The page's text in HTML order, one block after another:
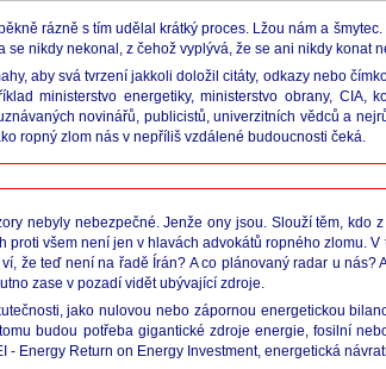
rázně s tím udělal krátký proces. Lžou nám a
se nikdy nekonal, z čehož vyplývá, že se ani nikdy konat
aby svá tvrzení jakkoli doložil citáty, odkazy nebo
ministerstvo energetiky, ministerstvo obrany,
novinářů, publicistů, univerzitních vědců a
ropný zlom nás v nepříliš vzdálené budoucnosti čeká.
nebyly nebezpečné. Jenže ony jsou. Slouží těm,
proti všem není jen v hlavách advokátů ropného zlomu.
že teď není na řadě Írán? A co plánovaný radar u
zase v pozadí vidět ubývající zdroje.
jako nulovou nebo zápornou energetickou
budou potřeba gigantické zdroje energie, fosilní
- Energy Return on Energy Investment, energetická